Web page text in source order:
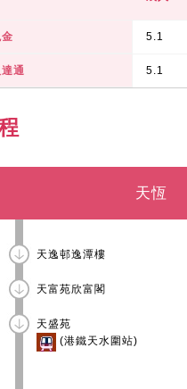
5.1
通 5.1
天恆
天逸邨逸潭樓
天富苑欣富閣
天盛苑
(港鐵天水圍站)